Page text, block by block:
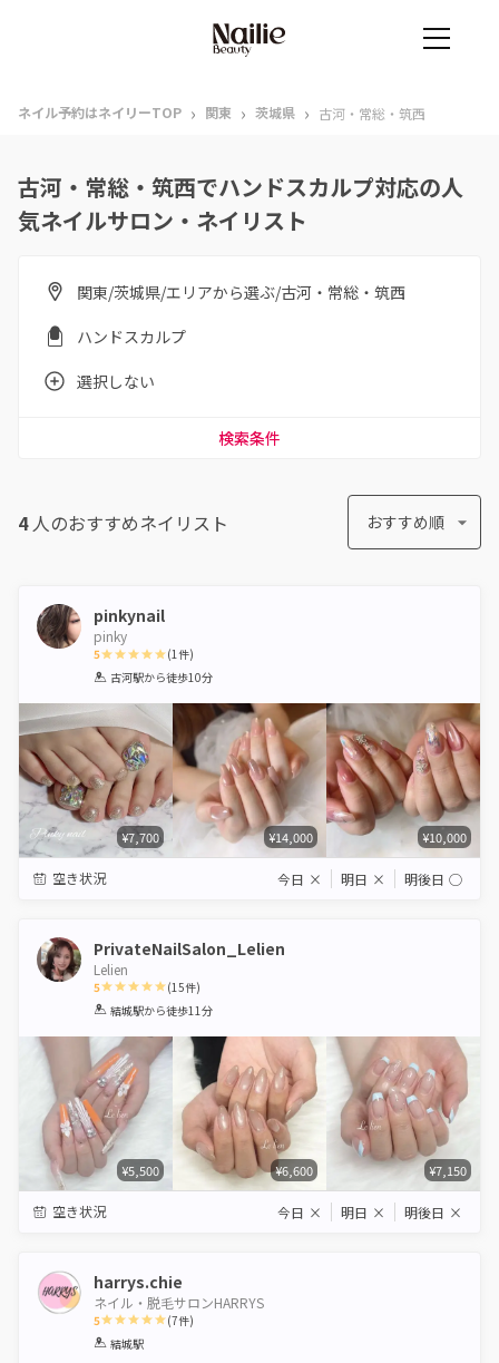
ネイル予約はネイリーTOP › 関東 › 茨城県 › 古河・常総・筑西
古河・常総・筑西でハンドスカルプ対応の人
気ネイルサロン・ネイリスト
関東/茨城県/エリアから選ぶ/古河・常総・筑西
ハンドスカルプ
選択しない
検索条件
4人のおすすめネイリスト おすすめ順
pinkynail
pinky
5
1 2 3 4 5
(1件)
古河駅から徒歩10分
¥7,700 ¥14,000 ¥10,000
空き状況 今日 × 明日 × 明後日 ◯
PrivateNailSalon_Lelien
Lelien
5
1 2 3 4 5
(15件)
結城駅から徒歩11分
¥5,500 ¥6,600 ¥7,150
空き状況 今日 × 明日 × 明後日 ×
harrys.chie
ネイル・脱毛サロンHARRYS
5
1 2 3 4
(7件)
結城駅